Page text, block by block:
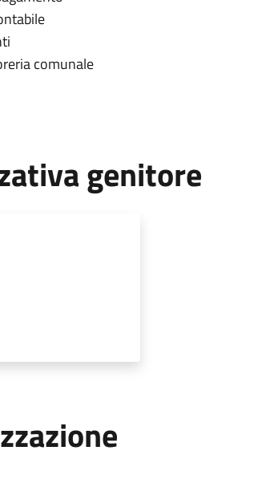
comunale
genitore